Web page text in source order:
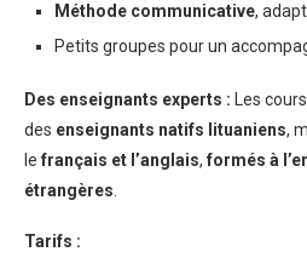
Méthode communicative,
Petits groupes pour un
Des enseignants experts : Les
des enseignants natifs lituaniens,
le français et l’anglais, formés à
étrangères.
Tarifs :